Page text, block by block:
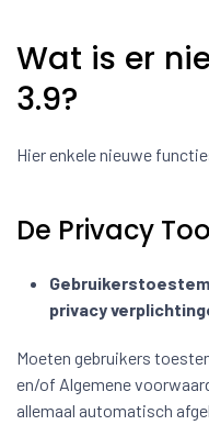
Wat is er
3.9?
Hier enkele nieuwe
De Privacy
privacy
Moeten gebruikers
en/of Algemene
allemaal automatisch